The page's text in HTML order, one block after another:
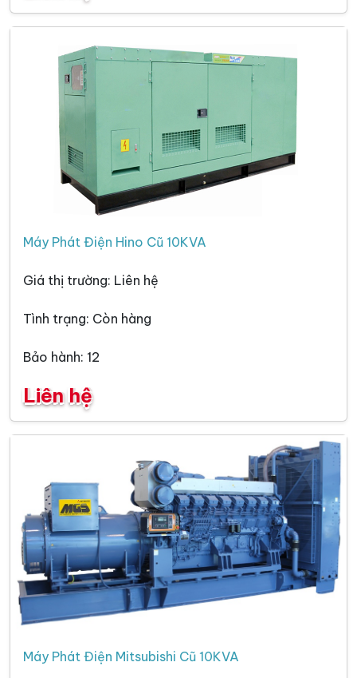
Máy Phát Điện Hino Cũ 10KVA
Giá thị trường: Liên hệ
Tình trạng: Còn hàng
Bảo hành: 12
Liên hệ
Máy Phát Điện Mitsubishi Cũ 10KVA